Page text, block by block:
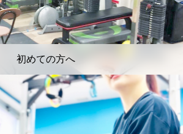
初めての方へ